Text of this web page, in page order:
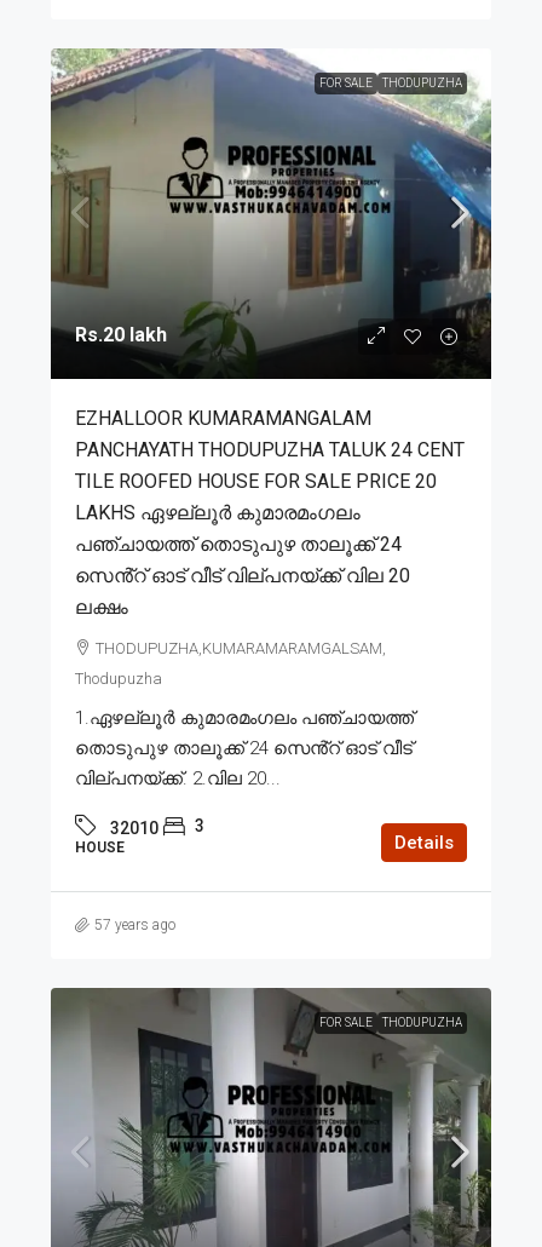
FOR SALE THODUPUZHA
Rs.20 lakh
EZHALLOOR KUMARAMANGALAM
PANCHAYATH THODUPUZHA TALUK 24 CENT
TILE ROOFED HOUSE FOR SALE PRICE 20
LAKHS ഏഴല്ലൂർ കുമാരമംഗലം
പഞ്ചായത്ത് തൊടുപുഴ താലൂക്ക് 24
സെൻ്റ് ഓട് വീട് വില്പനയ്ക്ക് വില 20
ലക്ഷം
THODUPUZHA,KUMARAMARAMGALSAM,
Thodupuzha
1.ഏഴല്ലൂർ കുമാരമംഗലം പഞ്ചായത്ത്
തൊടുപുഴ താലൂക്ക് 24 സെൻ്റ് ഓട് വീട്
വില്പനയ്ക്ക്. 2.വില 20...
32010 3
HOUSE Details
57 years ago
FOR SALE THODUPUZHA